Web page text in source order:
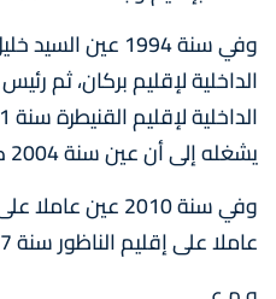
وفي سنة 1994 عين
الداخلية لإقليم بركان، ثم
يشغله إلى أن عين سنة 2004 كاتبا عاما لنفس الإقليم.
وفي سنة 2010
عاملا على إقليم الناظور سنة 2017.